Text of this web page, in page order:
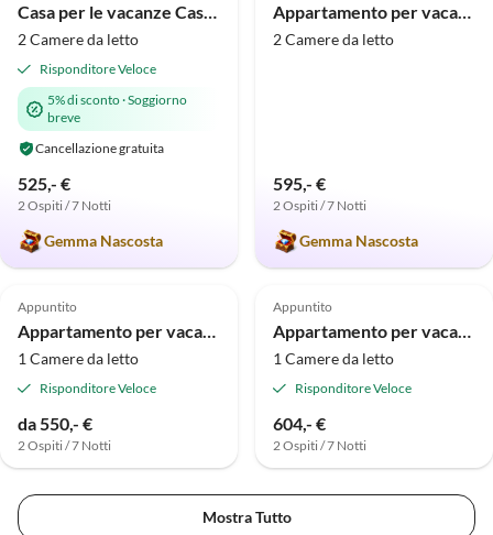
Casa per le vacanze Casa vacanze Goldegg
2 Camere da letto
Risponditore Veloce
5% di sconto·Soggiorno
breve
Cancellazione gratuita
525,- €
2 Ospiti / 7 Notti
Gemma Nascosta
Appartamento per vacanze Villa Anna
2 Camere da letto
595,- €
2 Ospiti / 7 Notti
Gemma Nascosta
Appuntito
Appartamento per vacanze Weindaxl - Familie Seitner
1 Camere da letto
Risponditore Veloce
da 550,- €
2 Ospiti / 7 Notti
Appuntito
Appartamento per vacanze Kellerkatz' - Familie Seitner
1 Camere da letto
Risponditore Veloce
604,- €
2 Ospiti / 7 Notti
Mostra Tutto